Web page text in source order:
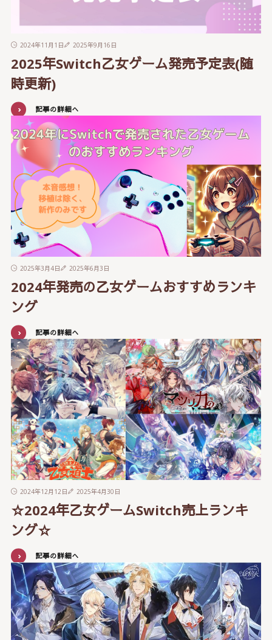
2024年11月1日 2025年9月16日
2025年Switch乙女ゲーム発売予定表(随
時更新)
記事の詳細へ
2025年3月4日 2025年6月3日
2024年発売の乙女ゲームおすすめランキ
ング
記事の詳細へ
2024年12月12日 2025年4月30日
☆2024年乙女ゲームSwitch売上ランキ
ング☆
記事の詳細へ